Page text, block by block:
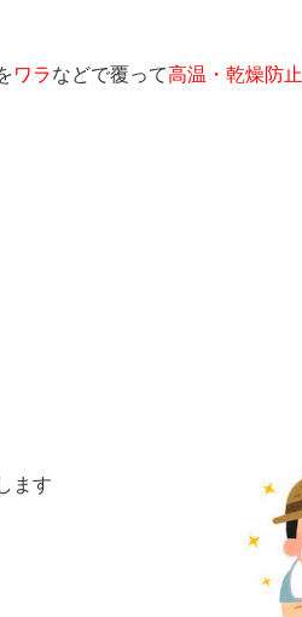
ワラなどで覆って高温・乾燥防止
ます